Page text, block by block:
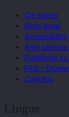
Chi siamo
Note legali
Accessibilità
Area
Pubblicità
FAQ –
Contatto
Lingue